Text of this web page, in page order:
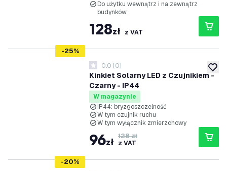
Do użytku wewnątrz i na zewnątrz
budynków
128zł z VAT
dodaj
-25%
Kinkiet Solarny LED z Czujnikiem -
Czarny - IP44
0 Gwiazdki oceny
0.0 [0]
W magazynie
IP44: bryzgoszczelność
W tym czujnik ruchu
W tym wyłącznik zmierzchowy
96zł 128 zł
z VAT
-20%